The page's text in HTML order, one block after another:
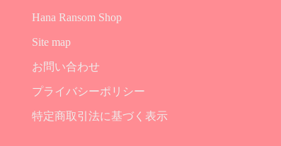
Hana Ransom Shop
Site map
お問い合わせ
プライバシーポリシー
特定商取引法に基づく表示